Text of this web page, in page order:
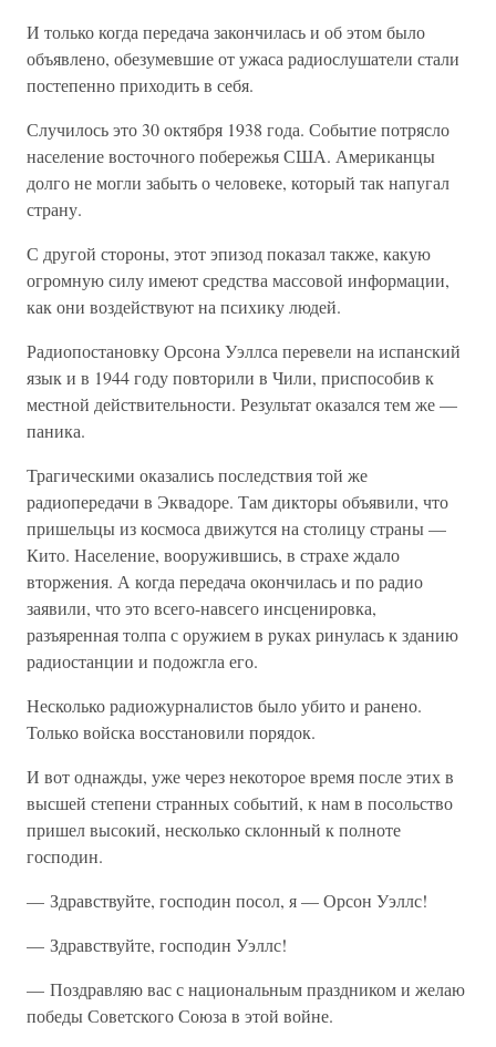
И только когда передача закончилась и об этом было
объявлено, обезумевшие от ужаса радиослушатели стали
постепенно приходить в себя.
Случилось это 30 октября 1938 года. Событие потрясло
население восточного побережья США. Американцы
долго не могли забыть о человеке, который так напугал
страну.
С другой стороны, этот эпизод показал также, какую
огромную силу имеют средства массовой информации,
как они воздействуют на психику людей.
Радиопостановку Орсона Уэллса перевели на испанский
язык и в 1944 году повторили в Чили, приспособив к
местной действительности. Результат оказался тем же —
паника.
Трагическими оказались последствия той же
радиопередачи в Эквадоре. Там дикторы объявили, что
пришельцы из космоса движутся на столицу страны —
Кито. Население, вооружившись, в страхе ждало
вторжения. А когда передача окончилась и по радио
заявили, что это всего-навсего инсценировка,
разъяренная толпа с оружием в руках ринулась к зданию
радиостанции и подожгла его.
Несколько радиожурналистов было убито и ранено.
Только войска восстановили порядок.
И вот однажды, уже через некоторое время после этих в
высшей степени странных событий, к нам в посольство
пришел высокий, несколько склонный к полноте
господин.
— Здравствуйте, господин посол, я — Орсон Уэллс!
— Здравствуйте, господин Уэллс!
— Поздравляю вас с национальным праздником и желаю
победы Советского Союза в этой войне.